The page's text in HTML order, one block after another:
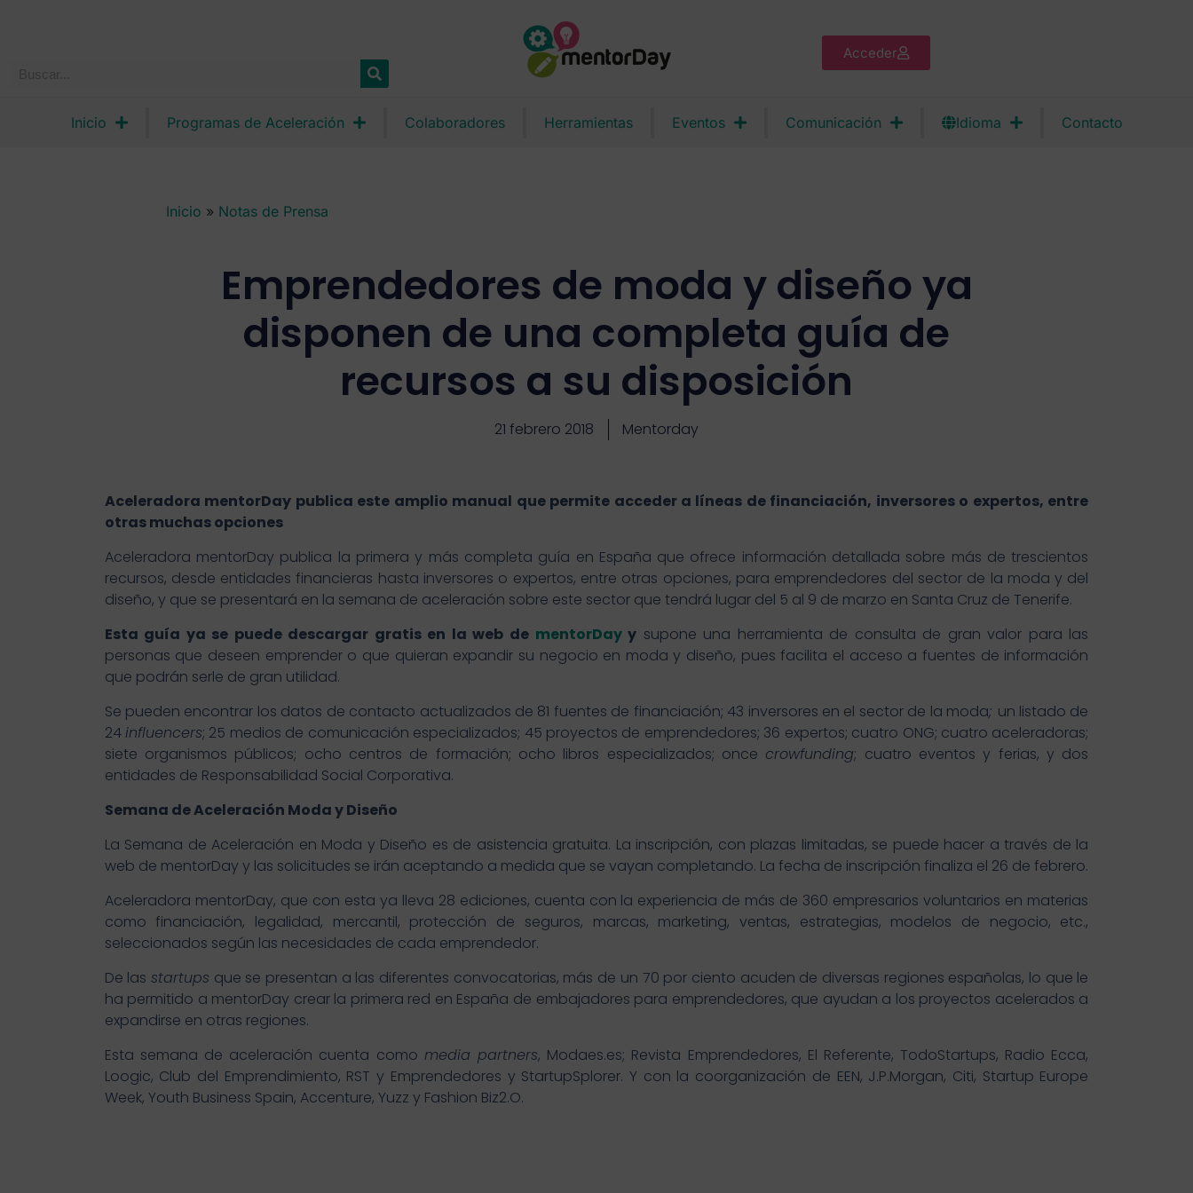
Acceder
Inicio Programas de Aceleración Colaboradores Herramientas Eventos Comunicación Idioma Contacto
Inicio » Notas de Prensa
Emprendedores de moda y diseño ya
disponen de una completa guía de
recursos a su disposición
21 febrero 2018 Mentorday
Aceleradora mentorDay publica este amplio manual que permite acceder a líneas de financiación, inversores o expertos, entre
otras muchas opciones
Aceleradora mentorDay publica la primera y más completa guía en España que ofrece información detallada sobre más de trescientos
recursos, desde entidades financieras hasta inversores o expertos, entre otras opciones, para emprendedores del sector de la moda y del
diseño, y que se presentará en la semana de aceleración sobre este sector que tendrá lugar del 5 al 9 de marzo en Santa Cruz de Tenerife.
Esta guía ya se puede descargar gratis en la web de mentorDayy supone una herramienta de consulta de gran valor para las
personas que deseen emprender o que quieran expandir su negocio en moda y diseño, pues facilita el acceso a fuentes de información
que podrán serle de gran utilidad.
Se pueden encontrar los datos de contacto actualizados de 81 fuentes de financiación; 43 inversores en el sector de la moda; un listado de
24influencers; 25 medios de comunicación especializados; 45 proyectos de emprendedores; 36 expertos; cuatro ONG; cuatro aceleradoras;
siete organismos públicos; ocho centros de formación; ocho libros especializados; once crowfunding; cuatro eventos y ferias, y dos
entidades de Responsabilidad Social Corporativa.
Semana de Aceleración Moda y Diseño
La Semana de Aceleración en Moda y Diseño es de asistencia gratuita. La inscripción, con plazas limitadas, se puede hacer a través de la
web de mentorDay y las solicitudes se irán aceptando a medida que se vayan completando. La fecha de inscripción finaliza el 26 de febrero.
Aceleradora mentorDay, que con esta ya lleva 28 ediciones, cuenta con la experiencia de más de 360 empresarios voluntarios en materias
como financiación, legalidad, mercantil, protección de seguros, marcas, marketing, ventas, estrategias, modelos de negocio, etc.,
seleccionados según las necesidades de cada emprendedor.
De las startups que se presentan a las diferentes convocatorias, más de un 70 por ciento acuden de diversas regiones españolas, lo que le
ha permitido a mentorDay crear la primera red en España de embajadores para emprendedores, que ayudan a los proyectos acelerados a
expandirse en otras regiones.
Esta semana de aceleración cuenta como media partners, Modaes.es; Revista Emprendedores, El Referente, TodoStartups, Radio Ecca,
Loogic, Club del Emprendimiento, RST y Emprendedores y StartupSplorer. Y con la coorganización de EEN, J.P.Morgan, Citi, Startup Europe
Week, Youth Business Spain, Accenture, Yuzz y Fashion Biz2.O.